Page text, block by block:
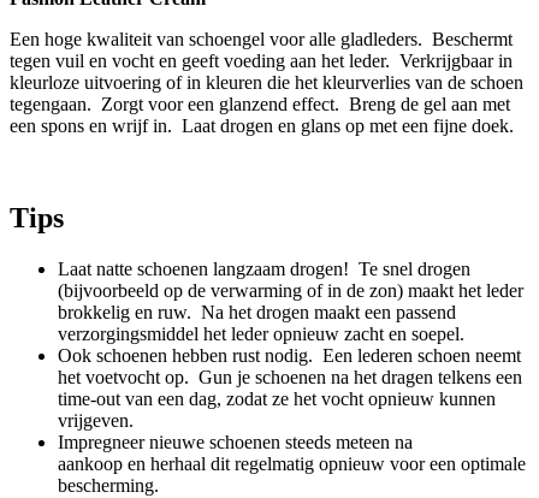
Een hoge kwaliteit van schoengel voor alle gladleders. Beschermt
tegen vuil en vocht en geeft voeding aan het leder. Verkrijgbaar in
kleurloze uitvoering of in kleuren die het kleurverlies van de schoen
tegengaan. Zorgt voor een glanzend effect. Breng de gel aan met
een spons en wrijf in. Laat drogen en glans op met een fijne doek.
Tips
Laat natte schoenen langzaam drogen! Te snel drogen
(bijvoorbeeld op de verwarming of in de zon) maakt het leder
brokkelig en ruw. Na het drogen maakt een passend
verzorgingsmiddel het leder opnieuw zacht en soepel.
Ook schoenen hebben rust nodig. Een lederen schoen neemt
het voetvocht op. Gun je schoenen na het dragen telkens een
time-out van een dag, zodat ze het vocht opnieuw kunnen
vrijgeven.
Impregneer nieuwe schoenen steeds meteen na
aankoop en herhaal dit regelmatig opnieuw voor een optimale
bescherming.